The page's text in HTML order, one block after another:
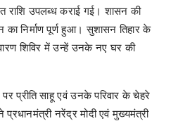
राशि उपलब्ध कराई गई। शासन की
निर्माण पूर्ण हुआ। सुशासन तिहार के
शिविर में उन्हें उनके नए घर की
प्रीति साहू एवं उनके परिवार के चेहरे
नरेंद्र मोदी एवं मुख्यमंत्री